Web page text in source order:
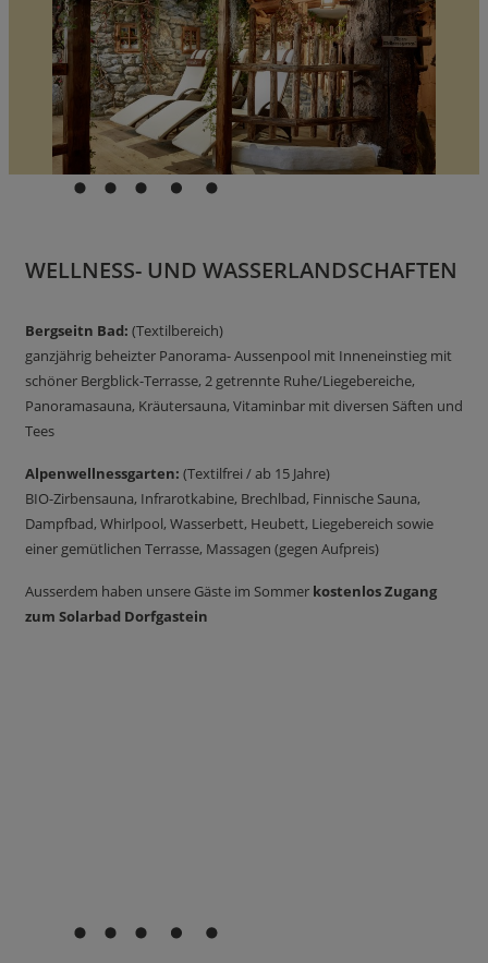
WELLNESS- UND WASSERLANDSCHAFTEN
Bergseitn Bad: (Textilbereich)
ganzjährig beheizter Panorama- Aussenpool mit Inneneinstieg mit
schöner Bergblick-Terrasse, 2 getrennte Ruhe/Liegebereiche,
Panoramasauna, Kräutersauna, Vitaminbar mit diversen Säften und
Tees
Alpenwellnessgarten: (Textilfrei / ab 15 Jahre)
BIO-Zirbensauna, Infrarotkabine, Brechlbad, Finnische Sauna,
Dampfbad, Whirlpool, Wasserbett, Heubett, Liegebereich sowie
einer gemütlichen Terrasse, Massagen (gegen Aufpreis)
Ausserdem haben unsere Gäste im Sommer kostenlos Zugang
zum Solarbad Dorfgastein